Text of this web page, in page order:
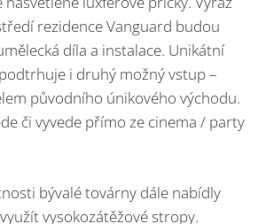
rezidence Vanguard budou
díla a instalace. Unikátní
i druhý možný vstup –
původního únikového východu.
či vyvede přímo ze cinema / party
bývalé továrny dále nabídly
vysokozátěžové stropy.